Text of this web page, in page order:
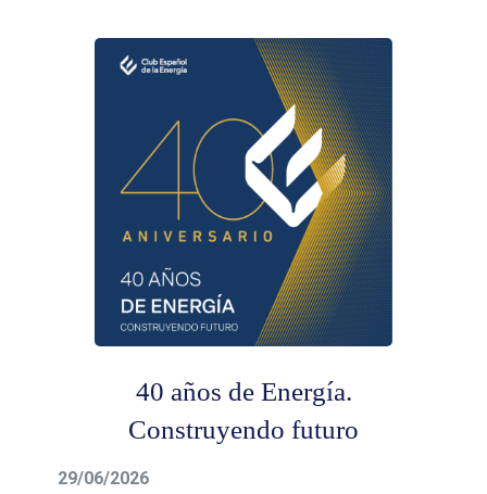
40 años de Energía.
Construyendo futuro
29/06/2026